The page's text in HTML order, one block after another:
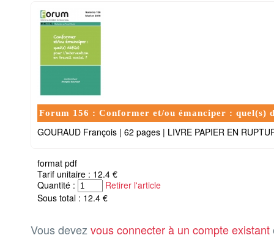
Forum 156 : Conformer et/ou émanciper :
GOURAUD François | 62 pages | LIVRE PAPIER EN
format pdf
Tarif unitaire : 12.4 €
Quantité :
Retirer l'article
Sous total : 12.4 €
Vous devez vous connecter à un compte existant